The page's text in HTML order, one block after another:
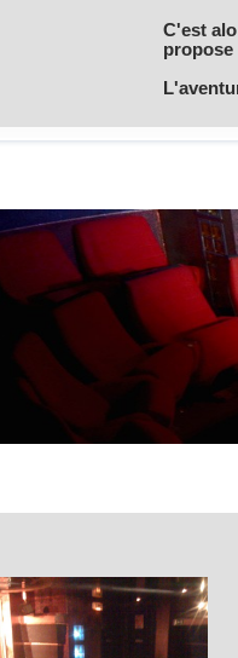
C'est
propose